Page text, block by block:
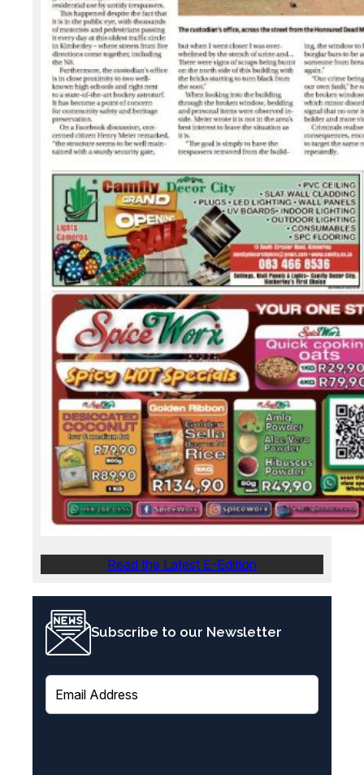
Read the Latest E-Edition
Subscribe to our Newsletter
E